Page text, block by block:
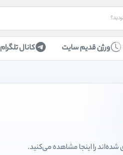
ورژن قدیم سایت کانال تلگرام
را اینجا مشاهده می‌کنید.